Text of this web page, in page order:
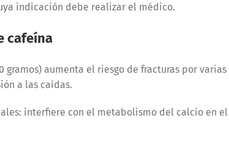
indicación debe realizar el médico.
cafeína
aumenta el riesgo de fracturas por varias
a las caídas.
interfiere con el metabolismo del calcio en el